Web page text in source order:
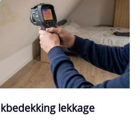
lekkage